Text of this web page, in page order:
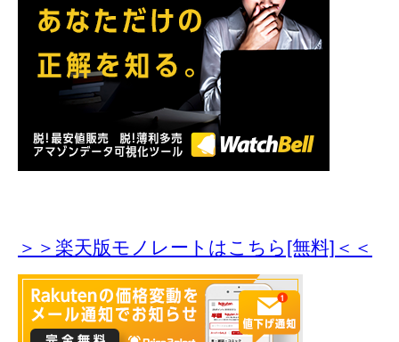
＞＞楽天版モノレートはこちら[無料]＜＜